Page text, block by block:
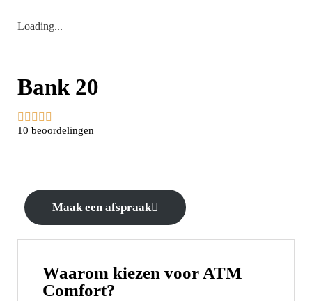
Loading...
Bank 20
    
10 beoordelingen
Maak een afspraak
Waarom kiezen voor ATM
Comfort?